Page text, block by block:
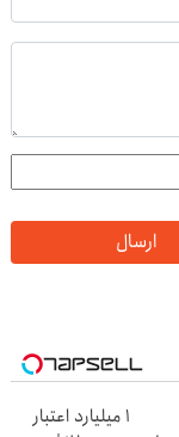
ارسال
۱ میلیارد اعتبار